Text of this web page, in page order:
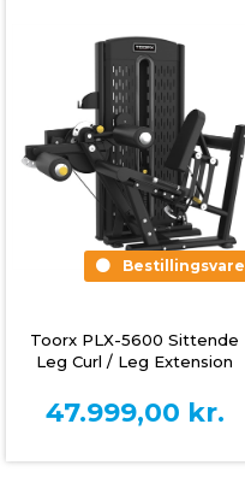
Bestillingsvare
Toorx PLX-5600 Sittende
Leg Curl / Leg Extension
47.999,00 kr.